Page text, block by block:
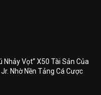
Nhảy Vọt” X50 Tài Sản Của
Nhờ Nền Tảng Cá Cược